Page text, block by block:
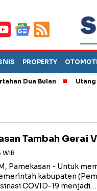
PROPERTY
Bulan Utang
Tambah Gerai
WIB
Pamekasan - Untuk
kabupaten
COVID-19 menjadi…